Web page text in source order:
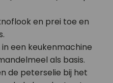
en prei toe en
een keukenmachine
als basis.
de peterselie bij het